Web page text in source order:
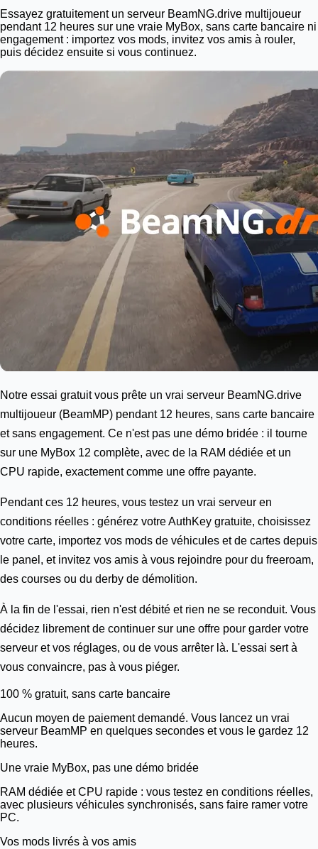
Essayez gratuitement un serveur BeamNG.drive multijoueur
pendant 12 heures sur une vraie MyBox, sans carte bancaire ni
engagement : importez vos mods, invitez vos amis à rouler,
puis décidez ensuite si vous continuez.
Notre essai gratuit vous prête un vrai serveur BeamNG.drive
multijoueur (BeamMP) pendant 12 heures, sans carte bancaire
et sans engagement. Ce n'est pas une démo bridée : il tourne
sur une MyBox 12 complète, avec de la RAM dédiée et un
CPU rapide, exactement comme une offre payante.
Pendant ces 12 heures, vous testez un vrai serveur en
conditions réelles : générez votre AuthKey gratuite, choisissez
votre carte, importez vos mods de véhicules et de cartes depuis
le panel, et invitez vos amis à vous rejoindre pour du freeroam,
des courses ou du derby de démolition.
À la fin de l'essai, rien n'est débité et rien ne se reconduit. Vous
décidez librement de continuer sur une offre pour garder votre
serveur et vos réglages, ou de vous arrêter là. L'essai sert à
vous convaincre, pas à vous piéger.
100 % gratuit, sans carte bancaire
Aucun moyen de paiement demandé. Vous lancez un vrai
serveur BeamMP en quelques secondes et vous le gardez 12
heures.
Une vraie MyBox, pas une démo bridée
RAM dédiée et CPU rapide : vous testez en conditions réelles,
avec plusieurs véhicules synchronisés, sans faire ramer votre
PC.
Vos mods livrés à vos amis